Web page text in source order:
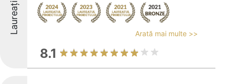
Laureați Arată mai multe >>
8.1